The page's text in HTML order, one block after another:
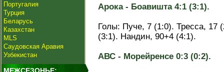
Португалия
Турция
Беларусь
Казахстан
MLS
Саудовская Аравия
Узбекистан
Арока - Боавишта 4:1 (3:1).
Голы: Пуче, 7 (1:0). Тресса, 17
(3:1). Нандин, 90+4 (4:1).
АВС - Морейренсе 0:3 (0:2).